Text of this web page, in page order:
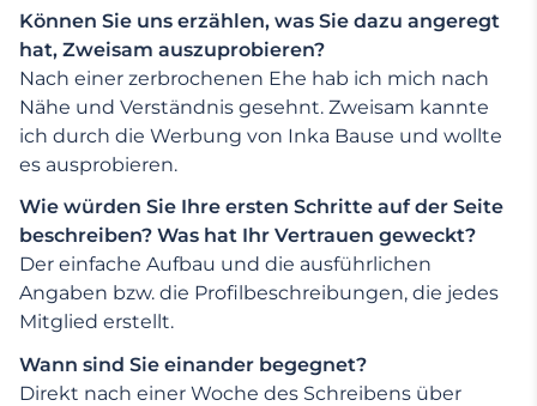
Können Sie uns erzählen, was Sie dazu angeregt
hat, Zweisam auszuprobieren?
Nach einer zerbrochenen Ehe hab ich mich nach
Nähe und Verständnis gesehnt. Zweisam kannte
ich durch die Werbung von Inka Bause und wollte
es ausprobieren.
Wie würden Sie Ihre ersten Schritte auf der Seite
beschreiben? Was hat Ihr Vertrauen geweckt?
Der einfache Aufbau und die ausführlichen
Angaben bzw. die Profilbeschreibungen, die jedes
Mitglied erstellt.
Wann sind Sie einander begegnet?
Direkt nach einer Woche des Schreibens über